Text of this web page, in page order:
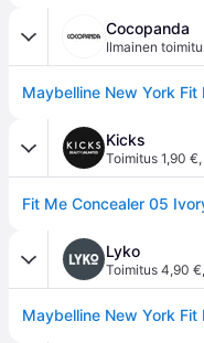
Cocopanda
Ilmainen
Kicks
Toimitus 1,90 €,
Fit Me Concealer 05
Lyko
Toimitus 4,90 €,
Maybelline New York